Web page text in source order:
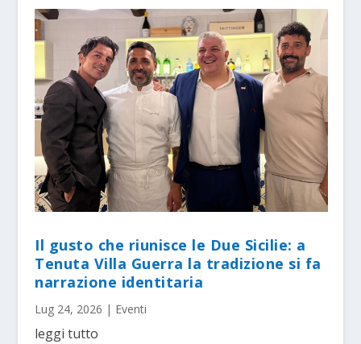
Il gusto che riunisce le Due Sicilie: a
Tenuta Villa Guerra la tradizione si fa
narrazione identitaria
Lug 24, 2026 | Eventi
leggi tutto